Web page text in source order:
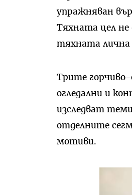
упражняван
Тяхната цел не
тяхната лична
Трите горчиво-
огледални и
изследват
отделните
мотиви.